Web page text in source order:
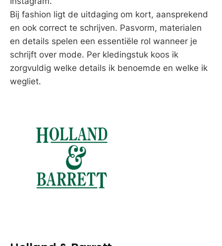
Bij fashion ligt de uitdaging om kort, aansprekend
en ook correct te schrijven. Pasvorm, materialen
en details spelen een essentiële rol wanneer je
schrijft over mode. Per kledingstuk koos ik
zorgvuldig welke details ik benoemde en welke ik
wegliet.